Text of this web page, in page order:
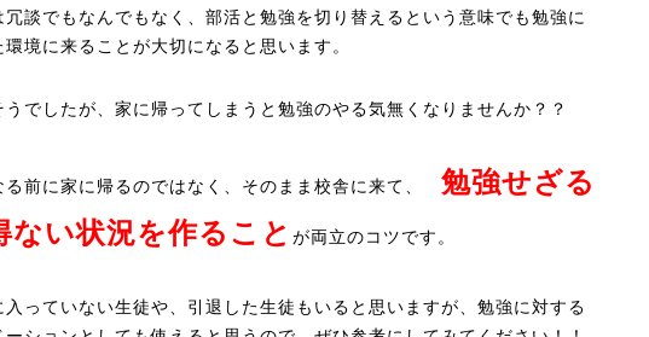
冗談でもなんでもなく、部活と勉強を切り替えるという意味でも勉強に
環境に来ることが大切になると思います。
うでしたが、家に帰ってしまうと勉強のやる気無くなりませんか？？
る前に家に帰るのではなく、そのまま校舎に来て、 勉強せざる
ない状況を作ること が両立のコツです。
入っていない生徒や、引退した生徒もいると思いますが、勉強に対する